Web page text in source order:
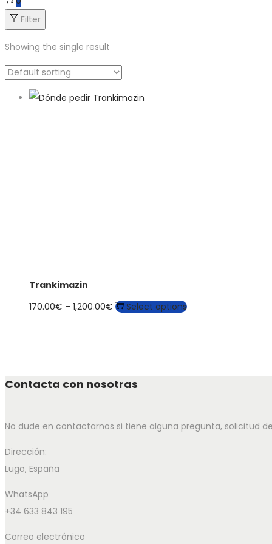
Filter
Showing the single result
Trankimazin
170.00€ – 1,200.00€ PriceSelect optionsThis
may
Contacta con nosotras
No dude en contactarnos si tiene alguna pregunta, solicitud
Dirección:
Lugo, España
WhatsApp
+34 633 843 195
Correo electrónico